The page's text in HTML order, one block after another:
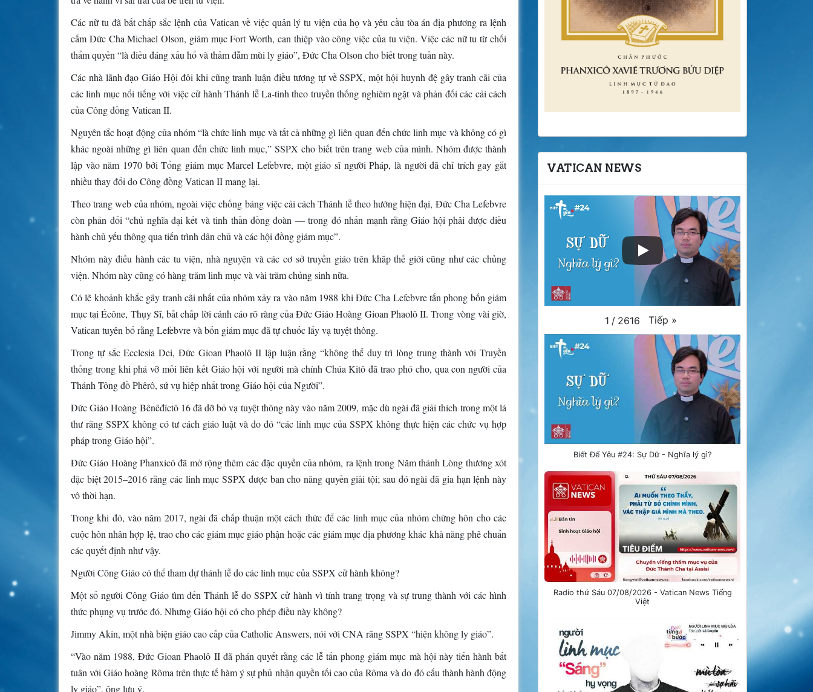
Các nữ tu đã bất chấp sắc lệnh của Vatican về việc quản lý tu viện của họ và yêu cầu tòa án địa phương ra lệnh
cấm Đức Cha Michael Olson, giám mục Fort Worth, can thiệp vào công việc của tu viện. Việc các nữ tu từ chối
thẩm quyền “là điều đáng xấu hổ và thấm đẫm mùi ly giáo”, Đức Cha Olson cho biết trong tuần này.
Các nhà lãnh đạo Giáo Hội đôi khi cũng tranh luận điều tương tự về SSPX, một hội huynh đệ gây tranh cãi của
các linh mục nổi tiếng với việc cử hành Thánh lễ La-tinh theo truyền thống nghiêm ngặt và phản đối các cải cách
của Công đồng Vatican II.
Nguyên tắc hoạt động của nhóm “là chức linh mục và tất cả những gì liên quan đến chức linh mục và không có gì
khác ngoài những gì liên quan đến chức linh mục,” SSPX cho biết trên trang web của mình. Nhóm được thành
lập vào năm 1970 bởi Tổng giám mục Marcel Lefebvre, một giáo sĩ người Pháp, là người đã chỉ trích gay gắt
nhiều thay đổi do Công đồng Vatican II mang lại.
Theo trang web của nhóm, ngoài việc chống báng việc cải cách Thánh lễ theo hướng hiện đại, Đức Cha Lefebvre
còn phản đối “chủ nghĩa đại kết và tinh thần đồng đoàn — trong đó nhấn mạnh rằng Giáo hội phải được điều
hành chủ yếu thông qua tiến trình dân chủ và các hội đồng giám mục”.
Nhóm này điều hành các tu viện, nhà nguyện và các cơ sở truyền giáo trên khắp thế giới cũng như các chủng
viện. Nhóm này cũng có hàng trăm linh mục và vài trăm chủng sinh nữa.
Có lẽ khoảnh khắc gây tranh cãi nhất của nhóm xảy ra vào năm 1988 khi Đức Cha Lefebvre tấn phong bốn giám
mục tại Écône, Thụy Sĩ, bất chấp lời cảnh cáo rõ ràng của Đức Giáo Hoàng Gioan Phaolô II. Trong vòng vài giờ,
Vatican tuyên bố rằng Lefebvre và bốn giám mục đã tự chuốc lấy vạ tuyệt thông.
Trong tự sắc Ecclesia Dei, Đức Gioan Phaolô II lập luận rằng “không thể duy trì lòng trung thành với Truyền
thống trong khi phá vỡ mối liên kết Giáo hội với người mà chính Chúa Kitô đã trao phó cho, qua con người của
Thánh Tông đồ Phêrô, sứ vụ hiệp nhất trong Giáo hội của Người”.
Đức Giáo Hoàng Bênêđíctô 16 đã dỡ bỏ vạ tuyệt thông này vào năm 2009, mặc dù ngài đã giải thích trong một lá
thư rằng SSPX không có tư cách giáo luật và do đó “các linh mục của SSPX không thực hiện các chức vụ hợp
pháp trong Giáo hội”.
Đức Giáo Hoàng Phanxicô đã mở rộng thêm các đặc quyền của nhóm, ra lệnh trong Năm thánh Lòng thương xót
đặc biệt 2015–2016 rằng các linh mục SSPX được ban cho năng quyền giải tội; sau đó ngài đã gia hạn lệnh này
vô thời hạn.
Trong khi đó, vào năm 2017, ngài đã chấp thuận một cách thức để các linh mục của nhóm chứng hôn cho các
cuộc hôn nhân hợp lệ, trao cho các giám mục giáo phận hoặc các giám mục địa phương khác khả năng phê chuẩn
các quyết định như vậy.
Người Công Giáo có thể tham dự thánh lễ do các linh mục của SSPX cử hành không?
Một số người Công Giáo tìm đến Thánh lễ do SSPX cử hành vì tính trang trọng và sự trung thành với các hình
thức phụng vụ trước đó. Nhưng Giáo hội có cho phép điều này không?
Jimmy Akin, một nhà biện giáo cao cấp của Catholic Answers, nói với CNA rằng SSPX “hiện không ly giáo”.
“Vào năm 1988, Đức Gioan Phaolô II đã phán quyết rằng các lễ tấn phong giám mục mà hội này tiến hành bất
tuân với Giáo hoàng Rôma trên thực tế hàm ý sự phủ nhận quyền tối cao của Rôma và do đó cấu thành hành động
ly giáo”, ông lưu ý.
VATICAN NEWS
1 / 2616 Tiếp »
Biết Để Yêu #24: Sự Dữ - Nghĩa lý gì?
Radio thứ Sáu 07/08/2026 - Vatican News Tiếng
Việt